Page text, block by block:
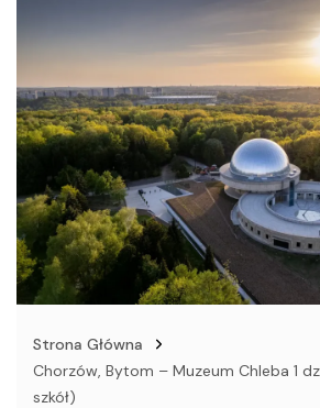
Strona Główna
Chorzów, Bytom – Muzeum Chleba 1
szkół)